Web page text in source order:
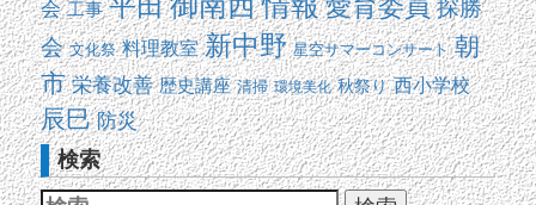
会 工事 愛育委員 探勝
会 文化祭 料理教室 新中野 星空サマーコンサート 朝
市 栄養改善 歴史講座 清掃 環境美化 秋祭り 西小学校
辰巳 防災
検索